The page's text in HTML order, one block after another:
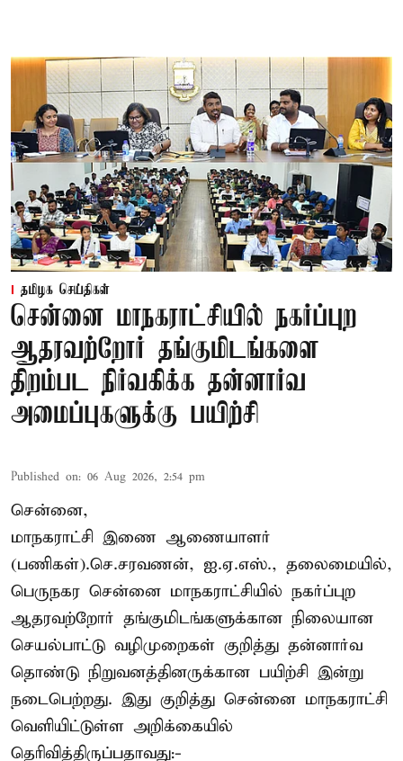
தமிழக செய்திகள்
சென்னை மாநகராட்சியில் நகர்ப்புற
ஆதரவற்றோர் தங்குமிடங்களை
திறம்பட நிர்வகிக்க தன்னார்வ
அமைப்புகளுக்கு பயிற்சி
Published on: 06 Aug 2026, 2:54 pm
சென்னை,
மாநகராட்சி இணை ஆணையாளர்
(பணிகள்).செ.சரவணன், ஐ.ஏ.எஸ்., தலைமையில்,
பெருநகர சென்னை மாநகராட்சியில் நகர்ப்புற
ஆதரவற்றோர் தங்குமிடங்களுக்கான நிலையான
செயல்பாட்டு வழிமுறைகள் குறித்து தன்னார்வ
தொண்டு நிறுவனத்தினருக்கான பயிற்சி இன்று
நடைபெற்றது. இது குறித்து சென்னை மாநகராட்சி
வெளியிட்டுள்ள அறிக்கையில்
தெரிவித்திருப்பதாவது:-